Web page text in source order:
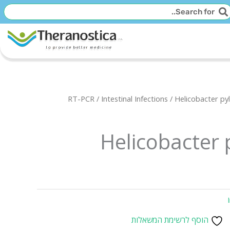
חיפוש
RT-PCR / Intestinal Infections / Helicobacter
Helicobacter
הוסף לרשימת המשאלות